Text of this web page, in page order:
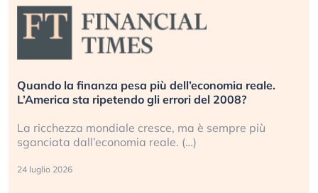
Quando la finanza pesa più dell’economia reale.
L’America sta ripetendo gli errori del 2008?
La ricchezza mondiale cresce, ma è sempre più
sganciata dall’economia reale. (…)
24 luglio 2026